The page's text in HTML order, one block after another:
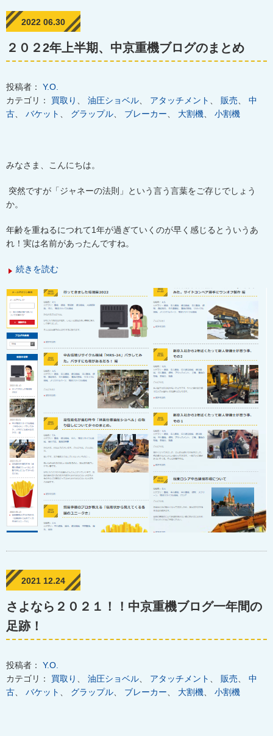
2022 06.30
２０２2年上半期、中京重機ブログのまとめ
投稿者： Y.O.
カテゴリ： 買取り 油圧ショベル アタッチメント 販売
中
古
バケット グラップル ブレーカー 大割機 小割機
みなさま、こんにちは。
突然ですが「ジャネーの法則」という言う言葉をご存じでしょう
か。
年齢を重ねるにつれて1年が過ぎていくのが早く感じるとういうあ
れ！実は名前があったんですね。
続きを読む
2021 12.24
さよなら２０２１！！中京重機ブログ一年間の
足跡！
投稿者： Y.O.
カテゴリ： 買取り 油圧ショベル アタッチメント 販売
中
古
バケット グラップル ブレーカー 大割機 小割機